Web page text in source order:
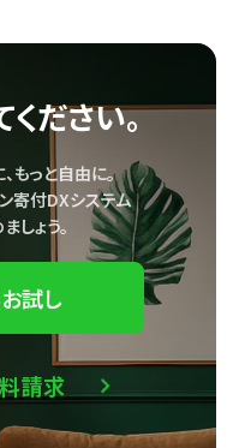
ださい。
もっと自由に。
寄付DXシステム
しょう。
試し
請求